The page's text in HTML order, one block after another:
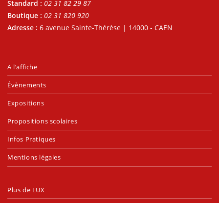
Standard : 02 31 82 29 87
Boutique : 02 31 820 920
Adresse : 6 avenue Sainte-Thérèse | 14000 - CAEN
A l’affiche
Évènements
Expositions
Propositions scolaires
Infos Pratiques
Mentions légales
Plus de LUX